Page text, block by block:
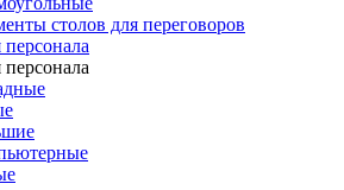
столов для переговоров